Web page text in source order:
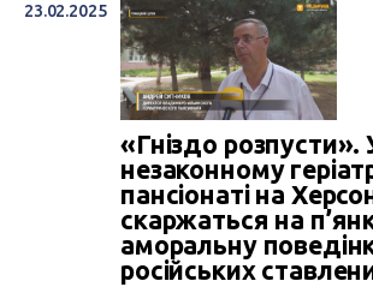
23.02.2025
«Гніздо розпусти».
незаконному
пансіонаті на
скаржаться на
аморальну
російських